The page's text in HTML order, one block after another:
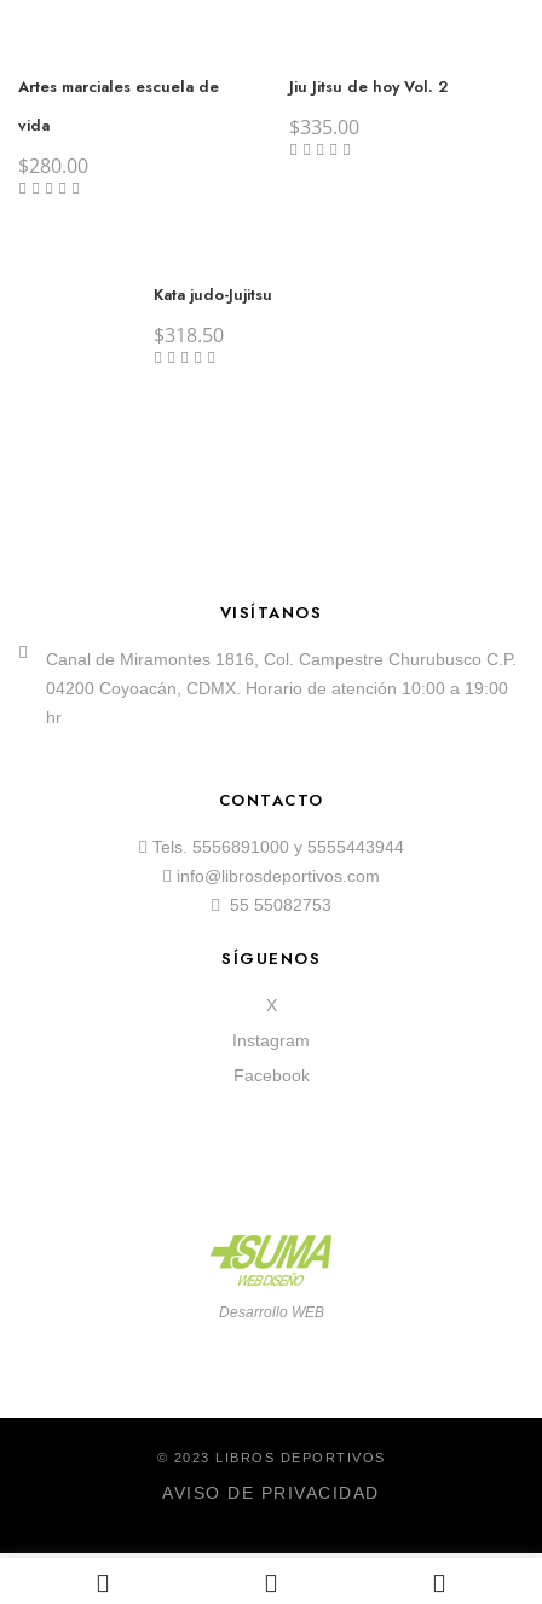
Artes marciales escuela de
vida
$280.00
Jiu Jitsu de hoy Vol. 2
$335.00
Kata judo-Jujitsu
$318.50
VISÍTANOS
Canal de Miramontes 1816, Col. Campestre Churubusco C.P.
04200 Coyoacán, CDMX. Horario de atención 10:00 a 19:00
hr
CONTACTO
Tels. 5556891000 y 5555443944
info@librosdeportivos.com
55 55082753
SÍGUENOS
X
Instagram
Facebook
Desarrollo WEB
© 2023 LIBROS DEPORTIVOS
AVISO DE PRIVACIDAD